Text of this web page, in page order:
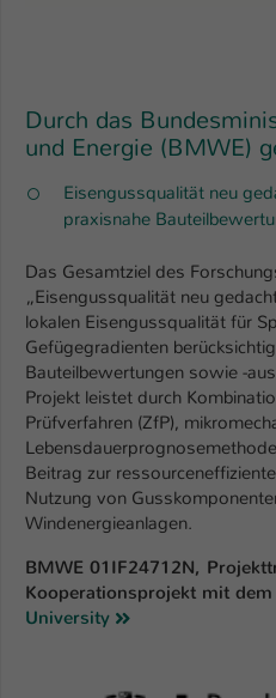
Durch das
und Energie (BMWE)
Eisengussqualität neu
praxisnahe
Das Gesamtziel des
„Eisengussqualität neu
lokalen Eisengussqualität für
Gefügegradienten
Bauteilbewertungen sowie -
Projekt leistet durch
Prüfverfahren (ZfP),
Beitrag zur
Nutzung von
Windenergieanlagen.
BMWE 01IF24712N,
Kooperationsprojekt mit dem
University